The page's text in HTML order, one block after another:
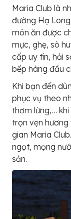
Maria Club là
đường Hạ
món ăn được
mực, ghẹ, sò
cấp uy tín, hải
bếp hàng đầu
Khi bạn đến
phục vụ theo
thơm lừng,…
trọn vẹn
gian Maria
ngọt, mọng
sản.